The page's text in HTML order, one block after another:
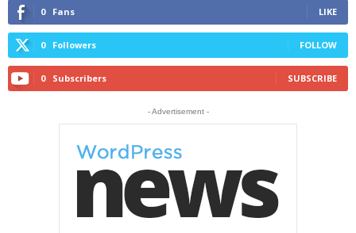
0 Fans LIKE
0 Followers FOLLOW
0 Subscribers SUBSCRIBE
- Advertisement -